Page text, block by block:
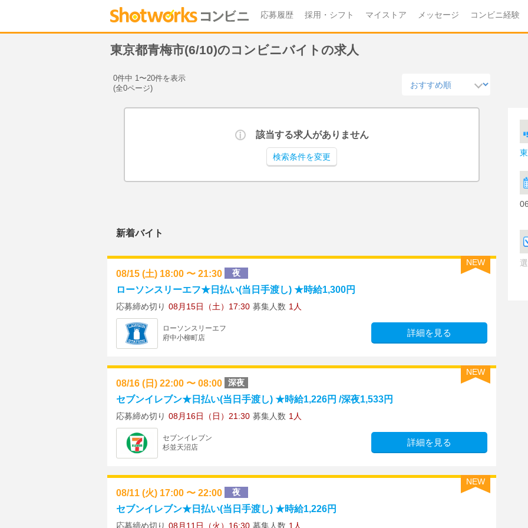
応募履歴 採用・シフト マイストア メッセージ コンビニ経験
東京都青梅市(6/10)のコンビニバイトの求人
0件中 1〜20件を表示
(全0ページ)
該当する求人がありません
検索条件を変更
新着バイト
NEW
08/15 (土) 18:00 〜 21:30 夜
ローソンスリーエフ★日払い(当日手渡し) ★時給1,300円
応募締め切り 08月15日（土）17:30 募集人数 1人
ローソンスリーエフ
府中小柳町店
詳細を見る
NEW
08/16 (日) 22:00 〜 08:00 深夜
セブンイレブン★日払い(当日手渡し) ★時給1,226円 /深夜1,533円
応募締め切り 08月16日（日）21:30 募集人数 1人
セブンイレブン
杉並天沼店
詳細を見る
NEW
08/11 (火) 17:00 〜 22:00 夜
セブンイレブン★日払い(当日手渡し) ★時給1,226円
応募締め切り 08月11日（火）16:30 募集人数 1人